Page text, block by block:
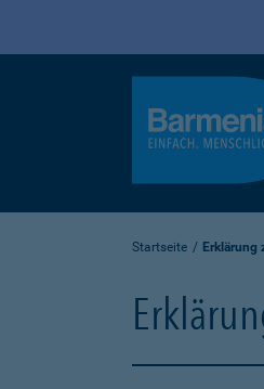
Startseite Erklärung